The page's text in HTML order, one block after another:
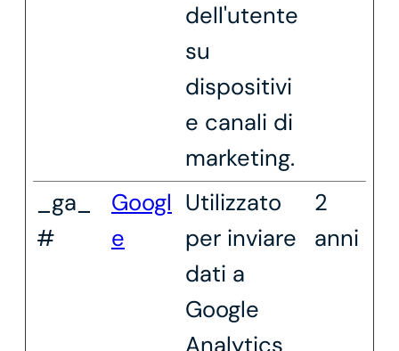
dell'utente
su
dispositivi
e canali di
marketing.
_ga_
#
Googl
e
Utilizzato
per inviare
dati a
Google
2
anni